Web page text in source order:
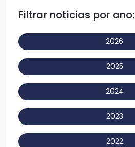
Filtrar noticias por ano:
2026
2025
2024
2023
2022